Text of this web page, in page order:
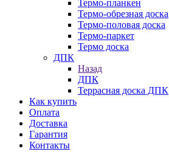
Термо-планкен
Термо-обрезная доска
Термо-половая доска
Термо-паркет
Термо доска
ДПК
Назад
ДПК
Террасная доска ДПК
Как купить
Оплата
Доставка
Гарантия
Контакты